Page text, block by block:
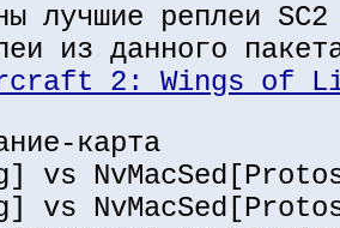
лучшие реплеи
из данного
2: Wings of
карта
vs
vs